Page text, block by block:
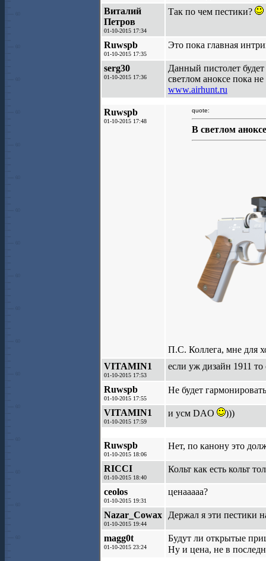
Виталий
Петров
01-10-2015 17:34
Так по чем пестики?
Ruwspb
01-10-2015 17:35
Это пока главная
serg30
01-10-2015 17:36
Данный пистолет
светлом аноксе пока
www.airhunt.ru
Ruwspb
01-10-2015 17:48
quote:
В светлом
П.С. Коллега, мне для
VITAMIN1
01-10-2015 17:53
если уж дизайн 1911
Ruwspb
01-10-2015 17:55
Не будет
VITAMIN1
01-10-2015 17:59
и усм DAO )))
Ruwspb
01-10-2015 18:06
Нет, по канону это
RICCI
01-10-2015 18:40
Кольт как есть кольт
ceolos
01-10-2015 19:31
ценааааа?
Nazar_Cowax
01-10-2015 19:44
Держал я эти пестики
magg0t
01-10-2015 23:24
Будут ли открытые
Ну и цена, не в